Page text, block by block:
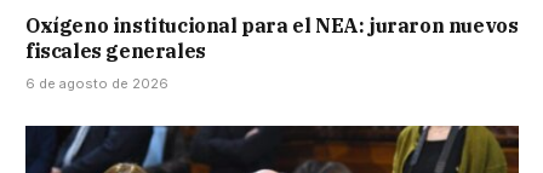
Oxígeno institucional para el NEA: juraron nuevos
fiscales generales
6 de agosto de 2026